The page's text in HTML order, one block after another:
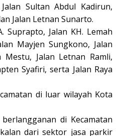
Sultan Abdul Kadirun,
Jalan Letnan Sunarto.
Suprapto, Jalan KH. Lemah
Mayjen Sungkono, Jalan
Mestu, Jalan Letnan Ramli,
Syafiri, serta Jalan Raya
di luar wilayah Kota
di Kecamatan
dari sektor jasa parkir